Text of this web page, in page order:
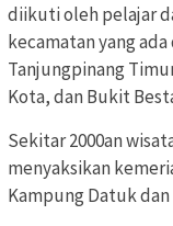
diikuti oleh pelajar
kecamatan yang
Tanjungpinang
Kota, dan Bukit
Sekitar 2000an
menyaksikan
Kampung Datuk